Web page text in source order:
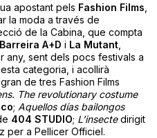
apostant pels Fashion Films
la moda a través de
de la Cabina, que compta
Barreira A+D i La Mutant,
any, sent dels pocs festivals a
categoria, i acollirà
de tres Fashion Films
The revolutionary costume
; Aquellos días bailongos
404 STUDIO; L’insectedirigit
z per a Pellicer Officiel.